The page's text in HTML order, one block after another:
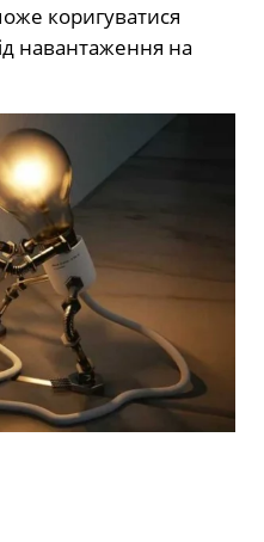
коригуватися
навантаження на